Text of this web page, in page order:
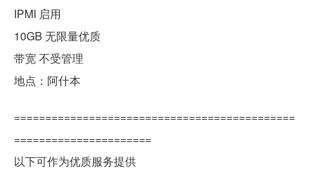
IPMI 启用
10GB 无限量优质
带宽 不受管理
地点：阿什本
=============================================
======================
以下可作为优质服务提供